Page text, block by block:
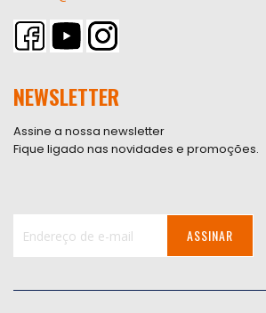
NEWSLETTER
Assine a nossa newsletter
Fique ligado nas novidades e promoções.
ASSINAR